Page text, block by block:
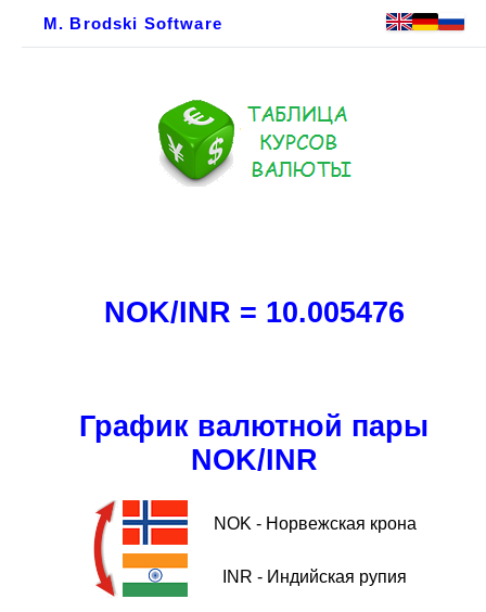
M. Brodski Software
NOK/INR = 10.005476
График валютной пары
NOK/INR
NOK - Норвежская крона
INR - Индийская рупия